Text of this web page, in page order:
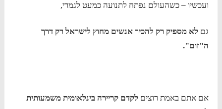
ועכשיו – כשהעולם נפתח לתנועה כמעט לגמרי,
גם לא מספיק רק להכיר אנשים מחוץ לישראל רק דרך
ה"זום".
אם אתם באמת רוצים לקדם קריירה בינלאומית משמעותית